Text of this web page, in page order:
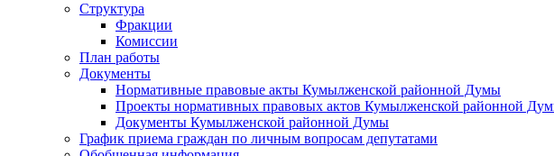
Структура
Фракции
Комиссии
План работы
Документы
Нормативные правовые акты Кумылженской районной Думы
Проекты нормативных правовых актов Кумылженской районной
Документы Кумылженской районной Думы
График приема граждан по личным вопросам депутатами